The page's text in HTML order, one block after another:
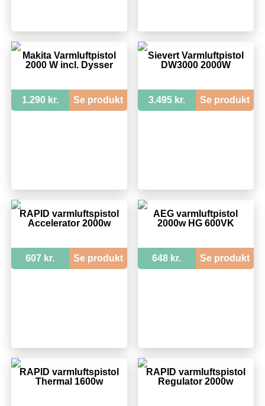
Makita Varmluftpistol
2000 W incl. Dysser
1.290 kr. Se produkt
Sievert Varmluftpistol
DW3000 2000W
3.495 kr. Se produkt
RAPID varmluftspistol
Accelerator 2000w
607 kr. Se produkt
AEG varmluftpistol
2000w HG 600VK
648 kr. Se produkt
RAPID varmluftspistol
Thermal 1600w
RAPID varmluftspistol
Regulator 2000w